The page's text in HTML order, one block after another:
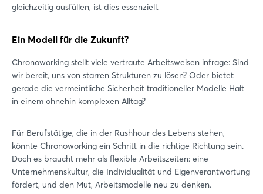
gleichzeitig ausfüllen, ist dies essenziell.
Ein Modell für die Zukunft?
Chronoworking stellt viele vertraute Arbeitsweisen infrage: Sind
wir bereit, uns von starren Strukturen zu lösen? Oder bietet
gerade die vermeintliche Sicherheit traditioneller Modelle Halt
in einem ohnehin komplexen Alltag?
Für Berufstätige, die in der Rushhour des Lebens stehen,
könnte Chronoworking ein Schritt in die richtige Richtung sein.
Doch es braucht mehr als flexible Arbeitszeiten: eine
Unternehmenskultur, die Individualität und Eigenverantwortung
fördert, und den Mut, Arbeitsmodelle neu zu denken.